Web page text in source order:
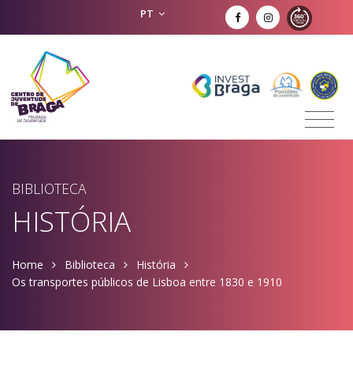
PT
BIBLIOTECA
HISTÓRIA
Home Biblioteca
História
Os transportes públicos de Lisboa entre 1830 e 1910